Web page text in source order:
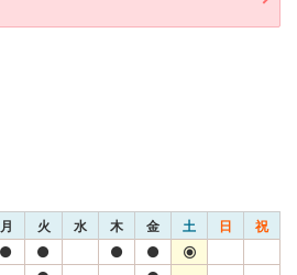
月 火 水 木 金 土 日 祝